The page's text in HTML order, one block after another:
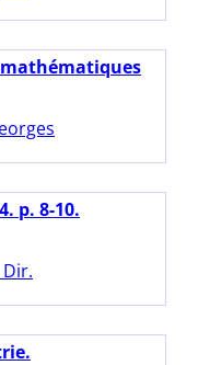
mathématiques
p. 8-10.